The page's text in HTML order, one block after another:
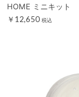
HOME ミニキット
￥12,650 税込